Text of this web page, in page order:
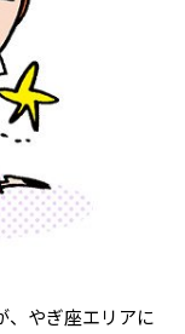
、やぎ座エリアに